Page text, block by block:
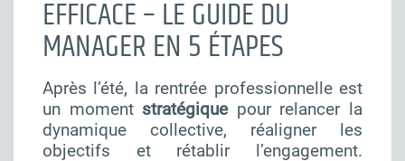
EFFICACE – LE GUIDE DU
MANAGER EN 5 ÉTAPES
Après l’été, la rentrée professionnelle est
un moment stratégique pour relancer la
dynamique collective, réaligner les
objectifs et rétablir l’engagement.